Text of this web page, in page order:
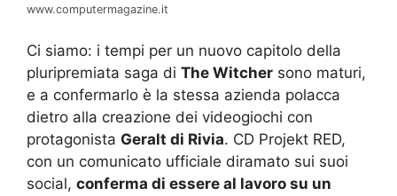
www.computermagazine.it
Ci siamo: i tempi per un nuovo capitolo della
pluripremiata saga di The Witcher sono maturi,
e a confermarlo è la stessa azienda polacca
dietro alla creazione dei videogiochi con
protagonista Geralt di Rivia. CD Projekt RED,
con un comunicato ufficiale diramato sui suoi
social, conferma di essere al lavoro su un